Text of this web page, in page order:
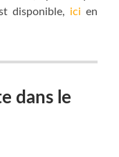
disponible, ici en
dans le